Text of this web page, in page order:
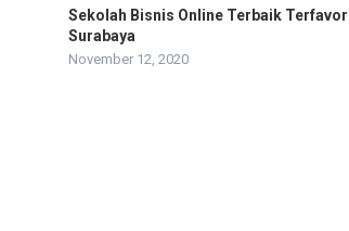
Sekolah Bisnis Online Terbaik
Surabaya
November 12, 2020